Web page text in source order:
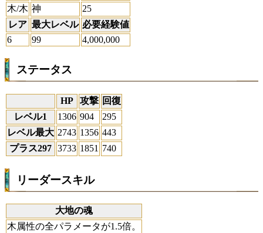
木/木 神
25
レア 最大レベル 必要経験値
6
99 4,000,000
ステータス
HP 攻撃 回復
レベル1
1306 904
295
レベル最大 2743 1356 443
プラス297 3733 1851 740
リーダースキル
大地の魂
木属性の全パラメータが1.5倍。